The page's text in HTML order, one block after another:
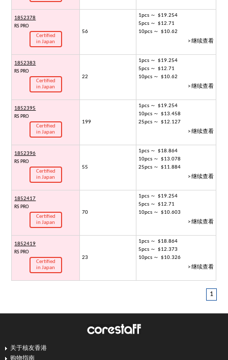
1852378
RS PRO
Certified
in Japan
56
1pcs ～ $19.254
5pcs ～ $12.71
10pcs ～ $10.62
> 继续查看
1852383
RS PRO
Certified
in Japan
22
1pcs ～ $19.254
5pcs ～ $12.71
10pcs ～ $10.62
> 继续查看
1852395
RS PRO
Certified
in Japan
199
1pcs ～ $19.254
10pcs ～ $13.458
25pcs ～ $12.127
> 继续查看
1852396
RS PRO
Certified
in Japan
55
1pcs ～ $18.864
10pcs ～ $13.078
25pcs ～ $11.884
> 继续查看
1852417
RS PRO
Certified
in Japan
70
1pcs ～ $19.254
5pcs ～ $12.71
10pcs ～ $10.603
> 继续查看
1852419
RS PRO
Certified
in Japan
23
1pcs ～ $18.864
5pcs ～ $12.373
10pcs ～ $10.326
> 继续查看
1
关于核友香港
购物指南